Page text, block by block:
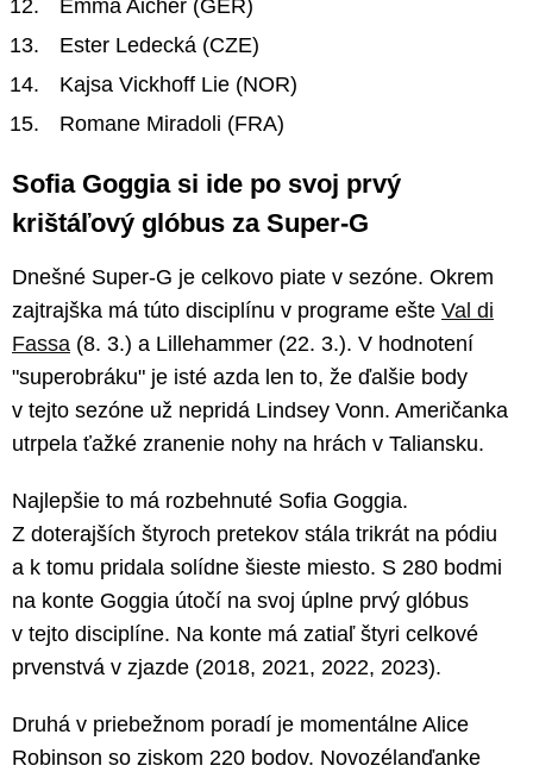
Emma Aicher (GER)
Ester Ledecká (CZE)
Kajsa Vickhoff Lie (NOR)
Romane Miradoli (FRA)
Sofia Goggia si ide po svoj prvý
krištáľový glóbus za Super-G
Dnešné Super-G je celkovo piate v sezóne. Okrem
zajtrajška má túto disciplínu v programe ešte Val di
Fassa (8. 3.) a Lillehammer (22. 3.). V hodnotení
"superobráku" je isté azda len to, že ďalšie body
v tejto sezóne už nepridá Lindsey Vonn. Američanka
utrpela ťažké zranenie nohy na hrách v Taliansku.
Najlepšie to má rozbehnuté Sofia Goggia.
Z doterajších štyroch pretekov stála trikrát na pódiu
a k tomu pridala solídne šieste miesto. S 280 bodmi
na konte Goggia útočí na svoj úplne prvý glóbus
v tejto disciplíne. Na konte má zatiaľ štyri celkové
prvenstvá v zjazde (2018, 2021, 2022, 2023).
Druhá v priebežnom poradí je momentálne Alice
Robinson so ziskom 220 bodov. Novozélanďanke